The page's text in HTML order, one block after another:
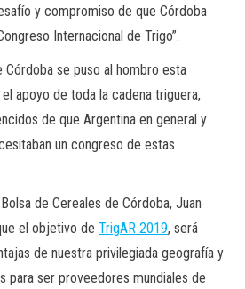
y compromiso de que Córdoba
Internacional de Trigo”.
Córdoba se puso al hombro esta
apoyo de toda la cadena triguera,
de que Argentina en general y
un congreso de estas
de Cereales de Córdoba, Juan
el objetivo de TrigAR 2019, será
de nuestra privilegiada geografía y
para ser proveedores mundiales de